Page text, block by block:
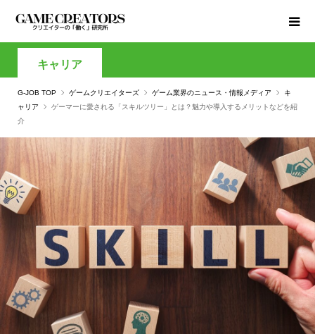
キャリア
G-JOB TOP ゲームクリエイターズ ゲーム業界のニュース・情報メディア
キ
ャリア
ゲーマーに愛される「スキルツリー」とは？魅力や導入するメリットなどを紹
介